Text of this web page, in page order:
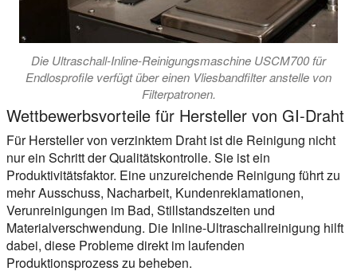
Die Ultraschall-Inline-Reinigungsmaschine USCM700 für
Endlosprofile verfügt über einen Vliesbandfilter anstelle von
Filterpatronen.
Wettbewerbsvorteile für Hersteller von GI-Draht
Für Hersteller von verzinktem Draht ist die Reinigung nicht
nur ein Schritt der Qualitätskontrolle. Sie ist ein
Produktivitätsfaktor. Eine unzureichende Reinigung führt zu
mehr Ausschuss, Nacharbeit, Kundenreklamationen,
Verunreinigungen im Bad, Stillstandszeiten und
Materialverschwendung. Die Inline-Ultraschallreinigung hilft
dabei, diese Probleme direkt im laufenden
Produktionsprozess zu beheben.